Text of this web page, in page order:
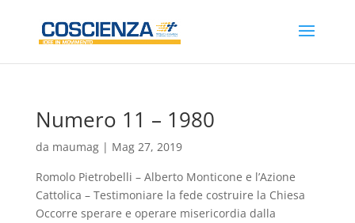
Numero 11 – 1980
da maumag| Mag 27, 2019
Romolo Pietrobelli – Alberto Monticone e l’Azione
Cattolica – Testimoniare la fede costruire la Chiesa
Occorre sperare e operare misericordia dalla